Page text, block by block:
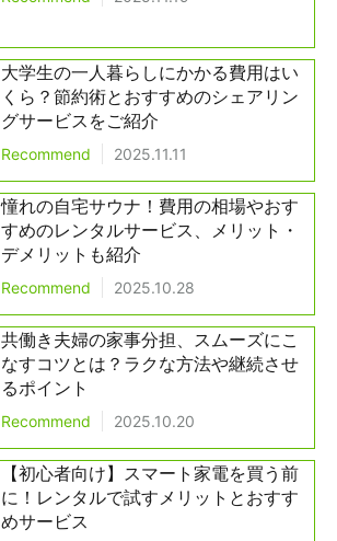
大学生の一人暮らしにかかる費用はい
くら？節約術とおすすめのシェアリン
グサービスをご紹介
Recommend 2025.11.11
憧れの自宅サウナ！費用の相場やおす
すめのレンタルサービス、メリット・
デメリットも紹介
Recommend 2025.10.28
共働き夫婦の家事分担、スムーズにこ
なすコツとは？ラクな方法や継続させ
るポイント
Recommend 2025.10.20
【初心者向け】スマート家電を買う前
に！レンタルで試すメリットとおすす
めサービス